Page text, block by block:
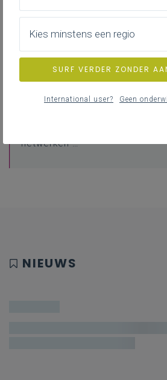
Basisinformatie
Literatuur, onderzoek,
websites …
netwerken …
NIEUWS
Kies minstens een regio
SURF VERDER ZONDER
International user? Geen